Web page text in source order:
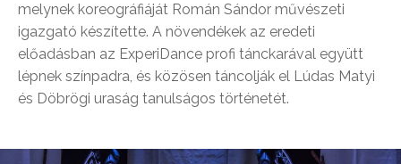
melynek koreográfiáját Román Sándor művészeti
igazgató készítette. A növendékek az eredeti
előadásban az ExperiDance profi tánckarával együtt
lépnek színpadra, és közösen táncolják el Lúdas Matyi
és Döbrögi uraság tanulságos történetét.